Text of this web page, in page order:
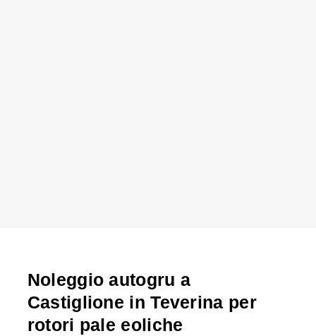
Noleggio autogru a
Castiglione in Teverina per
rotori pale eoliche